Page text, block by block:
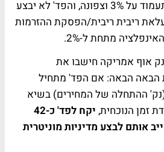
שהאינפלציה בארה"ב תעמוד על 3% וצפונה, והפד' לא יבצע
ריבית ריבית/הפסקת ההזרמות
מתחת ל-2%.
אוף אמריקה חישבו את
הבאה הבאה: אם הפד' מתחיל
ההתחלה של המחירים) בשיא
יקח לפד' כ-42
אותם לבצע מדיניות מוניטרית